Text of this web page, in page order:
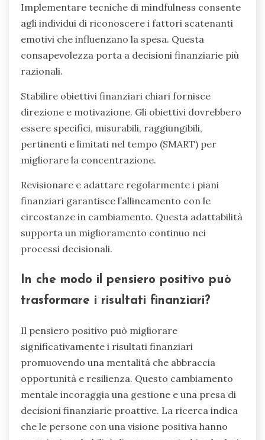
Implementare tecniche di mindfulness consente
agli individui di riconoscere i fattori scatenanti
emotivi che influenzano la spesa. Questa
consapevolezza porta a decisioni finanziarie più
razionali.
Stabilire obiettivi finanziari chiari fornisce
direzione e motivazione. Gli obiettivi dovrebbero
essere specifici, misurabili, raggiungibili,
pertinenti e limitati nel tempo (SMART) per
migliorare la concentrazione.
Revisionare e adattare regolarmente i piani
finanziari garantisce l’allineamento con le
circostanze in cambiamento. Questa adattabilità
supporta un miglioramento continuo nei
processi decisionali.
In che modo il pensiero positivo può
trasformare i risultati finanziari?
Il pensiero positivo può migliorare
significativamente i risultati finanziari
promuovendo una mentalità che abbraccia
opportunità e resilienza. Questo cambiamento
mentale incoraggia una gestione e una presa di
decisioni finanziarie proattive. La ricerca indica
che le persone con una visione positiva hanno